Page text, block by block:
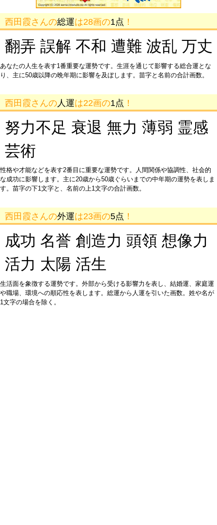
西田霞さんの総運は28画の1点 ！
翻弄 誤解 不和 遭難 波乱 万丈
あなたの人生を表す1番重要な運勢です。生涯を通じて影響する総合運とな
り、主に50歳以降の晩年期に影響を及ぼします。苗字と名前の合計画数。
西田霞さんの 人運は22画の1点 ！
努力不足 衰退 無力 薄弱 霊感
芸術
性格や才能などを表す2番目に重要な運勢です。人間関係や協調性、社会的
な成功に影響します。主に20歳から50歳ぐらいまでの中年期の運勢を表しま
す。苗字の下1文字と、名前の上1文字の合計画数。
西田霞さんの外運は23画の5点 ！
成功 名誉 創造力 頭領 想像力
活力 太陽 活生
生活面を象徴する運勢です。外部から受ける影響力を表し、結婚運、家庭運
や職場、環境への順応性を表します。総運から人運を引いた画数。姓や名が
1文字の場合を除く。